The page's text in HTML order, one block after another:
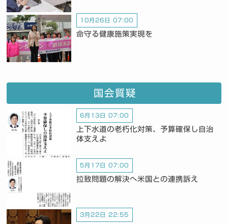
10月26日 07:00
命守る健康施策実現を
国会質疑
6月13日 07:00
上下水道の老朽化対策、予算確保し自治
体支えよ
5月17日 07:00
拉致問題の解決へ米国との連携訴え
3月22日 22:55